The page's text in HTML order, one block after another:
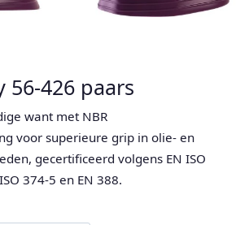
56-426 paars
want met NBR
voor superieure grip in olie- en
gecertificeerd volgens EN ISO
374-5 en EN 388.